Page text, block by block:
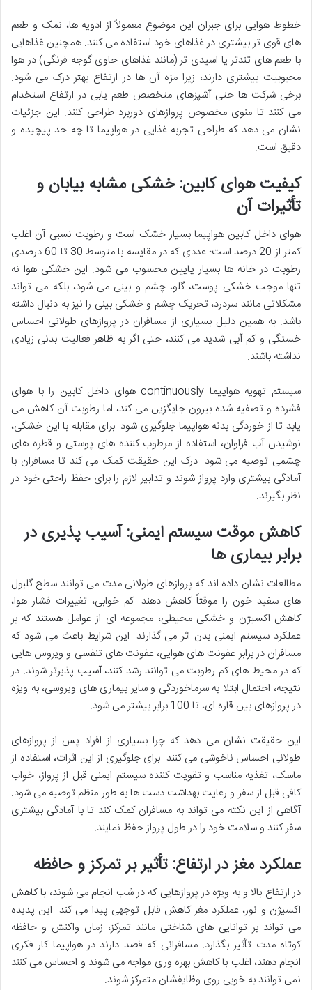
خطوط هوایی برای جبران این موضوع معمولاً از ادویه ها، نمک و طعم
های قوی تر بیشتری در غذاهای خود استفاده می کنند. همچنین غذاهایی
با طعم های تندتر یا اسیدی تر (مانند غذاهای حاوی گوجه فرنگی) در هوا
محبوبیت بیشتری دارند، زیرا مزه آن ها در ارتفاع بهتر درک می شود.
برخی شرکت ها حتی آشپزهای متخصص طعم یابی در ارتفاع استخدام
می کنند تا منوی مخصوص پروازهای دوربرد طراحی کنند. این جزئیات
نشان می دهد که طراحی تجربه غذایی در هواپیما تا چه حد پیچیده و
دقیق است.
کیفیت هوای کابین: خشکی مشابه بیابان و
تأثیرات آن
هوای داخل کابین هواپیما بسیار خشک است و رطوبت نسبی آن اغلب
کمتر از 20 درصد است؛ عددی که در مقایسه با متوسط 30 تا 60 درصدی
رطوبت در خانه ها بسیار پایین محسوب می شود. این خشکی هوا نه
تنها موجب خشکی پوست، گلو، چشم و بینی می شود، بلکه می تواند
مشکلاتی مانند سردرد، تحریک چشم و خشکی بینی را نیز به دنبال داشته
باشد. به همین دلیل بسیاری از مسافران در پروازهای طولانی احساس
خستگی و کم آبی شدید می کنند، حتی اگر به ظاهر فعالیت بدنی زیادی
نداشته باشند.
سیستم تهویه هواپیما continuously هوای داخل کابین را با هوای
فشرده و تصفیه شده بیرون جایگزین می کند، اما رطوبت آن کاهش می
یابد تا از خوردگی بدنه هواپیما جلوگیری شود. برای مقابله با این خشکی،
نوشیدن آب فراوان، استفاده از مرطوب کننده های پوستی و قطره های
چشمی توصیه می شود. درک این حقیقت کمک می کند تا مسافران با
آمادگی بیشتری وارد پرواز شوند و تدابیر لازم را برای حفظ راحتی خود در
نظر بگیرند.
کاهش موقت سیستم ایمنی: آسیب پذیری در
برابر بیماری ها
مطالعات نشان داده اند که پروازهای طولانی مدت می توانند سطح گلبول
های سفید خون را موقتاً کاهش دهند. کم خوابی، تغییرات فشار هوا،
کاهش اکسیژن و خشکی محیطی، مجموعه ای از عوامل هستند که بر
عملکرد سیستم ایمنی بدن اثر می گذارند. این شرایط باعث می شود که
مسافران در برابر عفونت های هوایی، عفونت های تنفسی و ویروس هایی
که در محیط های کم رطوبت می توانند رشد کنند، آسیب پذیرتر شوند. در
نتیجه، احتمال ابتلا به سرماخوردگی و سایر بیماری های ویروسی، به ویژه
در پروازهای بین قاره ای، تا 100 برابر بیشتر می شود.
این حقیقت نشان می دهد که چرا بسیاری از افراد پس از پروازهای
طولانی احساس ناخوشی می کنند. برای جلوگیری از این اثرات، استفاده از
ماسک، تغذیه مناسب و تقویت کننده سیستم ایمنی قبل از پرواز، خواب
کافی قبل از سفر و رعایت بهداشت دست ها به طور منظم توصیه می شود.
آگاهی از این نکته می تواند به مسافران کمک کند تا با آمادگی بیشتری
سفر کنند و سلامت خود را در طول پرواز حفظ نمایند.
عملکرد مغز در ارتفاع: تأثیر بر تمرکز و حافظه
در ارتفاع بالا و به ویژه در پروازهایی که در شب انجام می شوند، با کاهش
اکسیژن و نور، عملکرد مغز کاهش قابل توجهی پیدا می کند. این پدیده
می تواند بر توانایی های شناختی مانند تمرکز، زمان واکنش و حافظه
کوتاه مدت تأثیر بگذارد. مسافرانی که قصد دارند در هواپیما کار فکری
انجام دهند، اغلب با کاهش بهره وری مواجه می شوند و احساس می کنند
نمی توانند به خوبی روی وظایفشان متمرکز شوند.